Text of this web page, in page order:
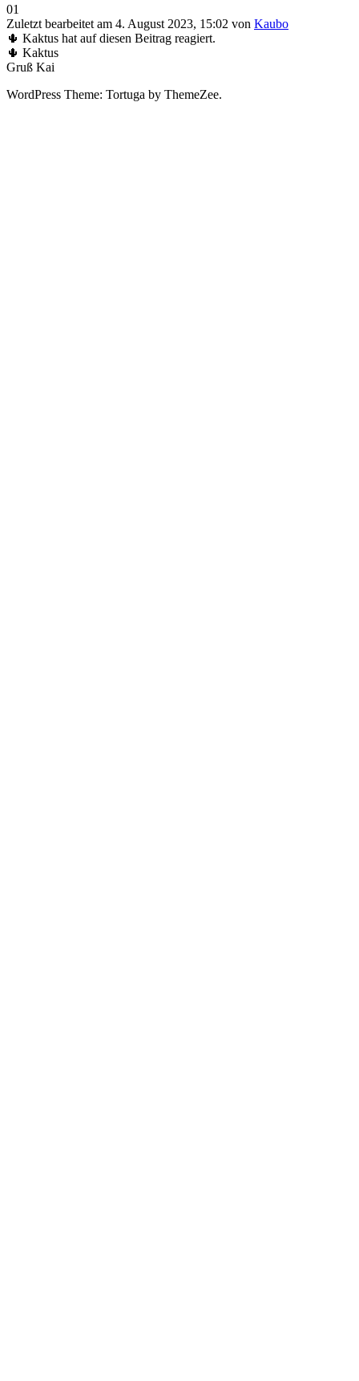
Anklicken
für
Daumen
nach
unten.
0Anklicken
für
Daumen
nach
oben.
1
Zuletzt bearbeitet am 4. August 2023, 15:02 von Kaubo
🌵 Kaktus hat auf diesen Beitrag reagiert.
🌵 Kaktus
Gruß Kai
WordPress Theme: Tortuga by ThemeZee.